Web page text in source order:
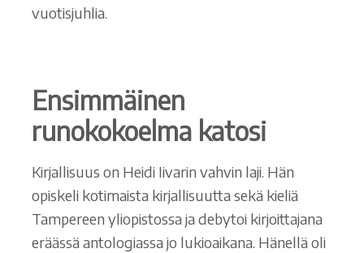
vuotisjuhlia.
Ensimmäinen
runokokoelma katosi
Kirjallisuus on Heidi Iivarin vahvin laji. Hän
opiskeli kotimaista kirjallisuutta sekä kieliä
Tampereen yliopistossa ja debytoi kirjoittajana
eräässä antologiassa jo lukioaikana. Hänellä oli